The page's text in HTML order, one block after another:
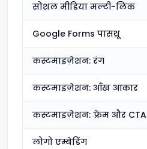
सोशल मीडिया मल्टी-लिंक
Google Forms पासथ्रू
कस्टमाइज़ेशन: रंग
कस्टमाइज़ेशन: आँख आकार
कस्टमाइज़ेशन: फ़्रेम और CTA
लोगो एम्बेडिंग